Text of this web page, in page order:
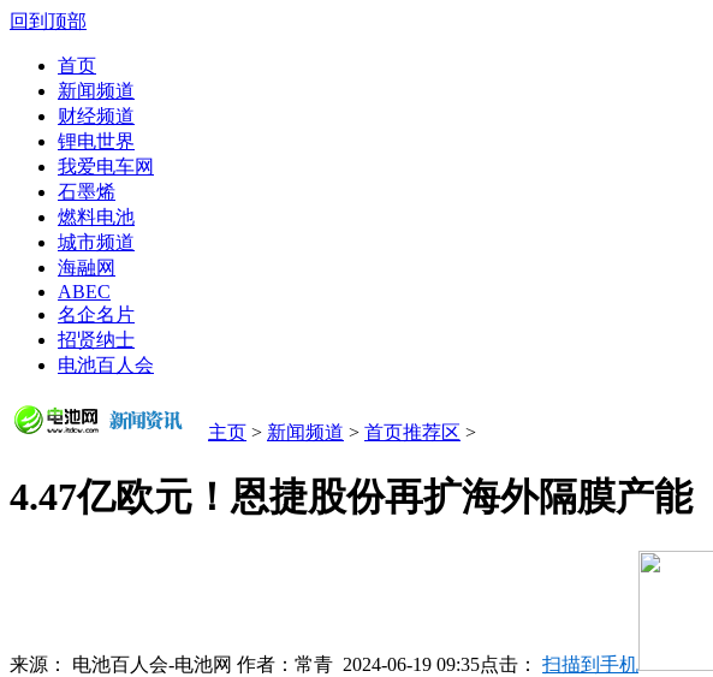
回到顶部
首页
新闻频道
财经频道
锂电世界
我爱电车网
石墨烯
燃料电池
城市频道
海融网
ABEC
名企名片
招贤纳士
电池百人会
主页 > 新闻频道 > 首页推荐区 >
4.47亿欧元！恩捷股份再扩海外隔膜产能
来源： 电池百人会-电池网 作者： 常青 2024-06-19 09:35点击： 扫描到手机